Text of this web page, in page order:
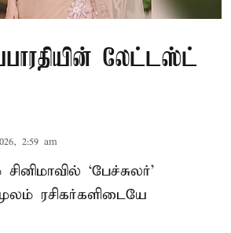
லேட்டஸ்ட்
2:59 am
‘பேச்சுலர்’
ரசிகர்களிடையே